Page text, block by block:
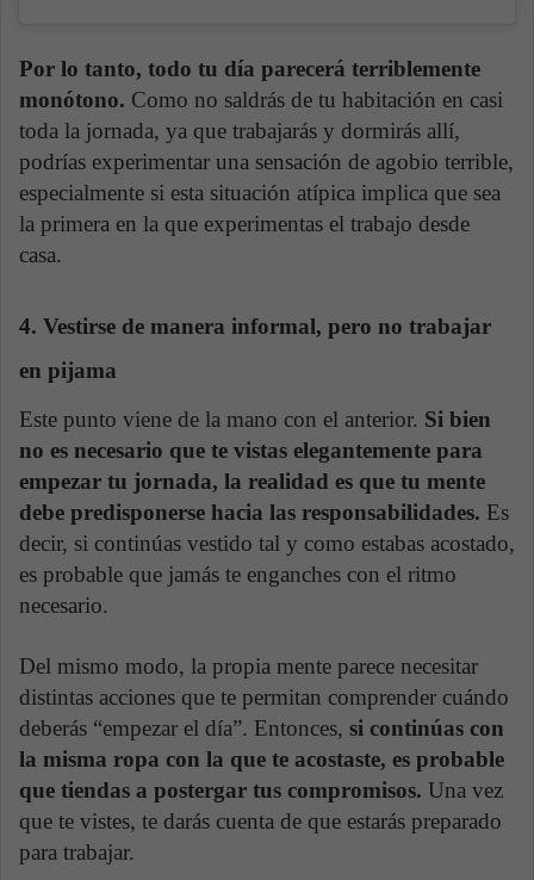
Por lo tanto, todo tu día parecerá terriblemente
monótono. Como no saldrás de tu habitación en casi
toda la jornada, ya que trabajarás y dormirás allí,
podrías experimentar una sensación de agobio terrible,
especialmente si esta situación atípica implica que sea
la primera en la que experimentas el trabajo desde
casa.
4. Vestirse de manera informal, pero no trabajar
en pijama
Este punto viene de la mano con el anterior. Si bien
no es necesario que te vistas elegantemente para
empezar tu jornada, la realidad es que tu mente
debe predisponerse hacia las responsabilidades. Es
decir, si continúas vestido tal y como estabas acostado,
es probable que jamás te enganches con el ritmo
necesario.
Del mismo modo, la propia mente parece necesitar
distintas acciones que te permitan comprender cuándo
deberás “empezar el día”. Entonces, si continúas con
la misma ropa con la que te acostaste, es probable
que tiendas a postergar tus compromisos. Una vez
que te vistes, te darás cuenta de que estarás preparado
para trabajar.